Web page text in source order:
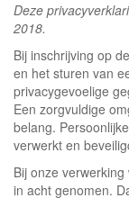
Deze
2018.
Bij inschrijving op
en het sturen van
privacygevoelige
Een zorgvuldige
belang.
verwerkt en
Bij onze
in acht genomen.